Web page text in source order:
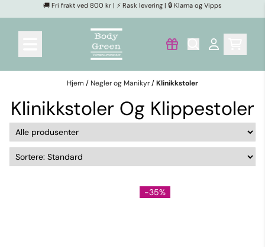
Hopp til innhold🚚 Fri frakt ved 800 kr | ⚡ Rask levering | 🔒 Klarna og Vipps
Hjem / Negler og Manikyr/Klinikkstoler
Klinikkstoler Og Klippestoler
-35%